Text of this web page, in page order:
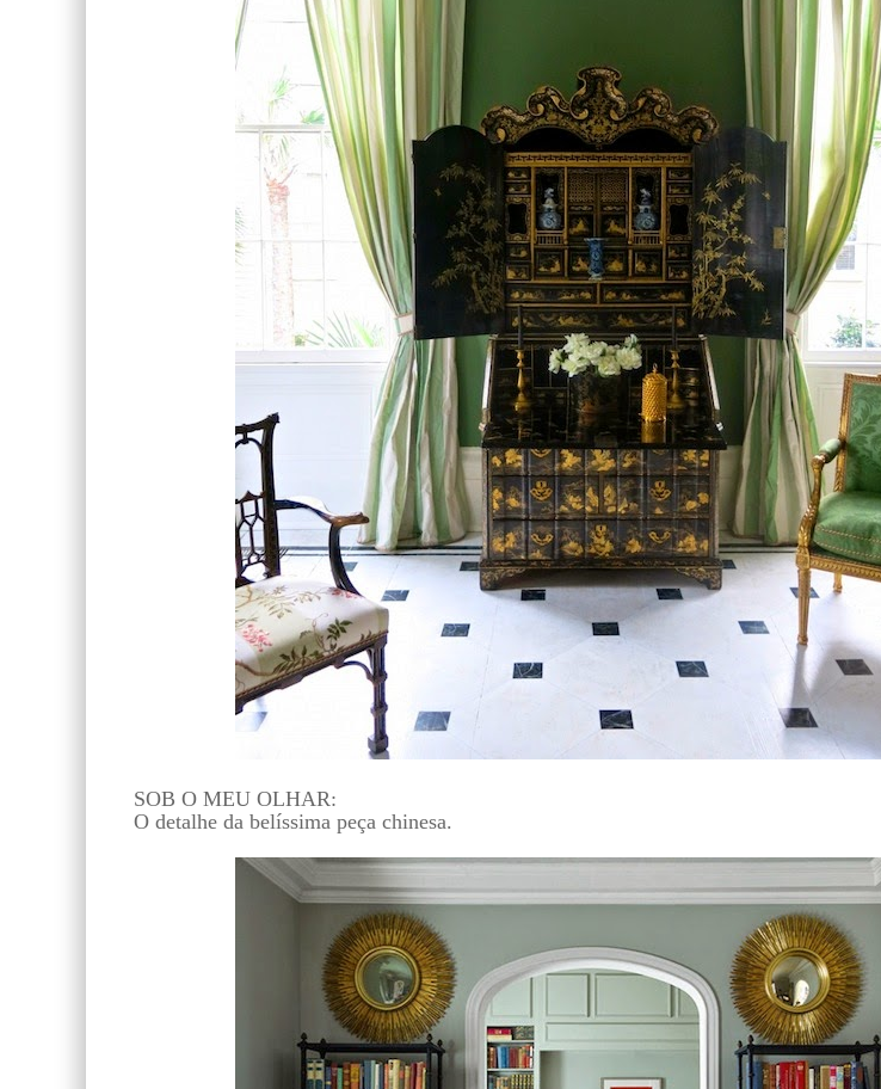
SOB O MEU OLHAR:
O detalhe da belíssima peça chinesa.